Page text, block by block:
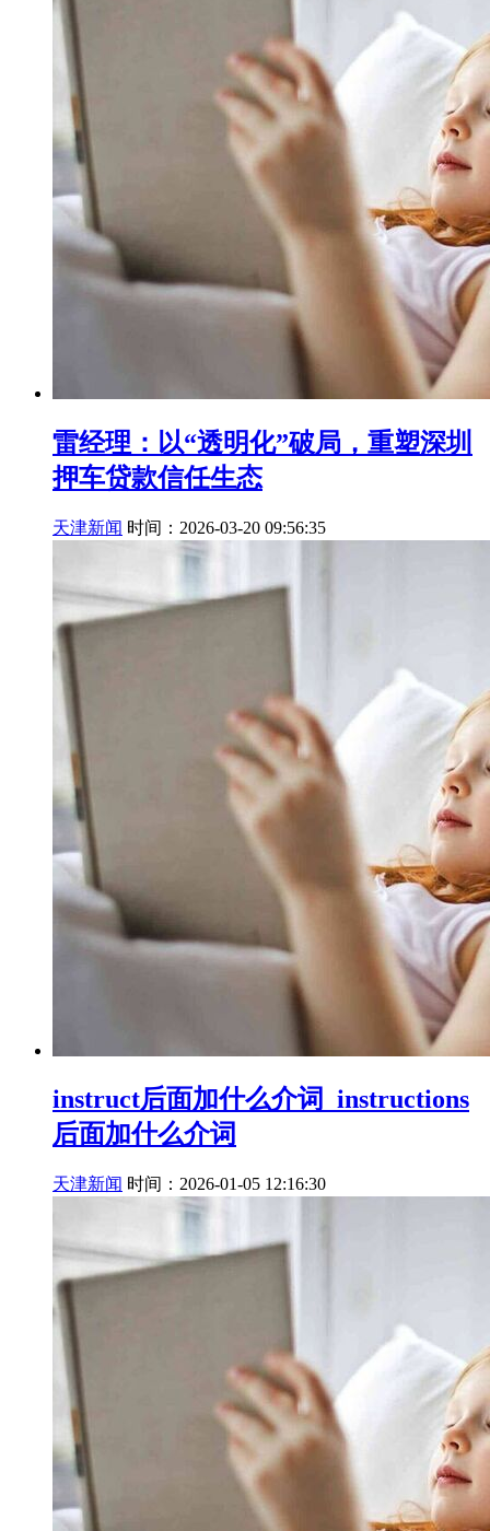
雷经理：以“透明化”破局，重塑深圳
押车贷款信任生态
天津新闻 时间：2026-03-20 09:56:35
instruct后面加什么介词_instructions
后面加什么介词
天津新闻 时间：2026-01-05 12:16:30